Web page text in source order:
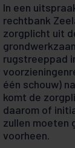
In een
rechtbank
zorgplicht uit
rugstreeppad
één schouw)
komt de
daarom of
zullen moeten
voorheen.